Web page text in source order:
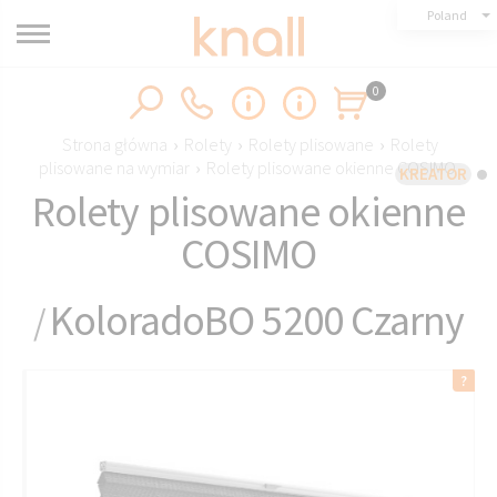
KREATOR
Poland
0
Strona główna › Rolety › Rolety plisowane › Rolety
plisowane na wymiar › Rolety plisowane okienne COSIMO
Rolety plisowane okienne
COSIMO
/KoloradoBO 5200 Czarny